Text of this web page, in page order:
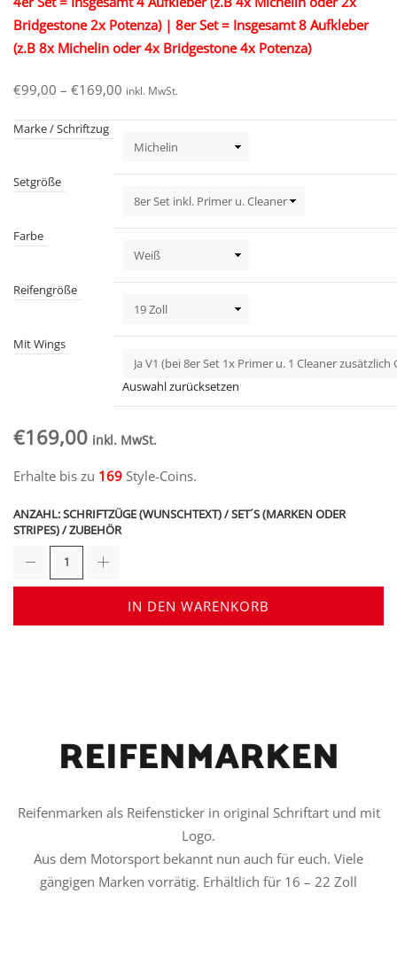
Bridgestone 2x Potenza) | 8er Set = Insgesamt 8 Aufkleber
(z.B 8x Michelin oder 4x Bridgestone 4x Potenza)
€99,00 – €169,00 inkl. MwSt.
Marke / Schriftzug
Setgröße
Farbe
Reifengröße
Mit Wings
Auswahl zurücksetzen
€169,00 inkl. MwSt.
Erhalte bis zu 169 Style-Coins.
ANZAHL: SCHRIFTZÜGE (WUNSCHTEXT) / SET´S (MARKEN ODER
STRIPES) / ZUBEHÖR
IN DEN WARENKORB
REIFENMARKEN
Reifenmarken als Reifensticker in original Schriftart und mit
Logo.
Aus dem Motorsport bekannt nun auch für euch. Viele
gängigen Marken vorrätig. Erhältlich für 16 – 22 Zoll